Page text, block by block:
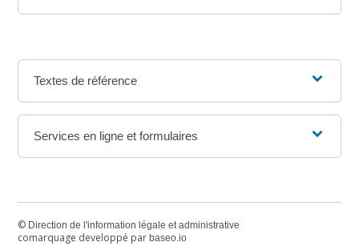
Textes de référence
Services en ligne et formulaires
© Direction de l'information légale et administrative
comarquage developpé parbaseo.io